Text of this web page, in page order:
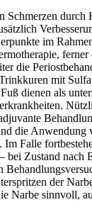
Schmerzen durch
im
ferner
die
mit
dienen als
die Anwendung
Im Falle
bei Zustand nach
der
Narbe sinnvoll,